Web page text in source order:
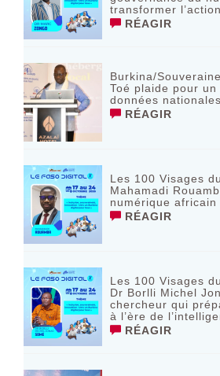
transformer
RÉAGIR
Burkina/
Toé plaide pour
données nationales
RÉAGIR
Les 100 Visages
Mahamadi
numérique africain
RÉAGIR
Les 100 Visages
Dr Borlli Michel
chercheur qui
à l’ère de
RÉAGIR